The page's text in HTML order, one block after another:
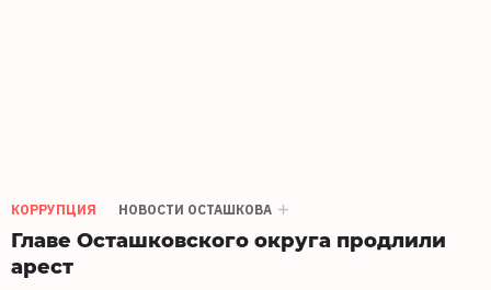
КОРРУПЦИЯ НОВОСТИ ОСТАШКОВА
Главе Осташковского округа продлили
арест